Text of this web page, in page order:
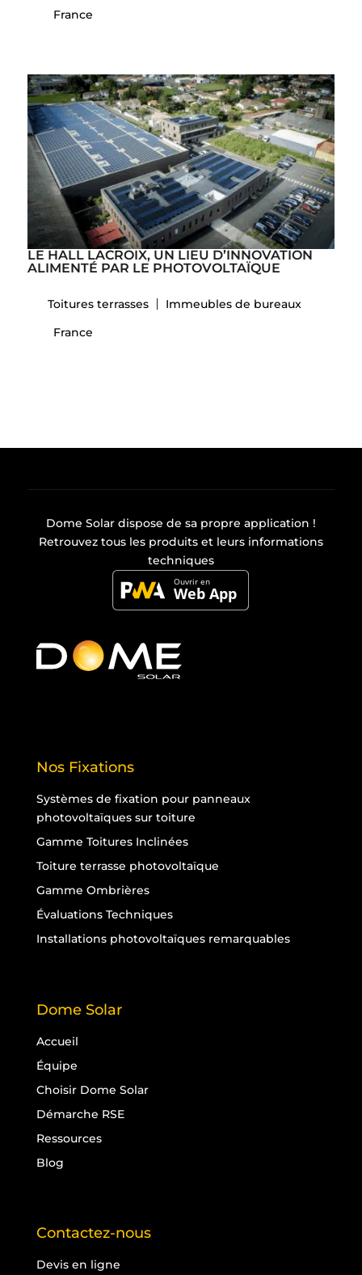
France
LE HALL LACROIX, UN LIEU D’INNOVATION
ALIMENTÉ PAR LE PHOTOVOLTAÏQUE
Toitures terrasses
Immeubles de bureaux
France
Dome Solar dispose de sa propre application !
Retrouvez tous les produits et leurs informations
techniques
Nos Fixations
Systèmes de fixation pour panneaux
photovoltaïques sur toiture
Gamme Toitures Inclinées
Toiture terrasse photovoltaïque
Gamme Ombrières
Évaluations Techniques
Installations photovoltaïques remarquables
Dome Solar
Accueil
Équipe
Choisir Dome Solar
Démarche RSE
Ressources
Blog
Contactez-nous
Devis en ligne